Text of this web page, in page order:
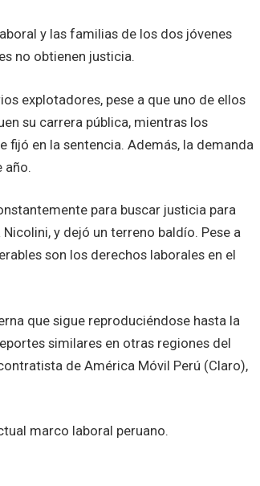
y las familias de los dos jóvenes
no obtienen justicia.
explotadores, pese a que uno de ellos
su carrera pública, mientras los
fijó en la sentencia. Además, la demanda
año.
para buscar justicia para
y dejó un terreno baldío. Pese a
son los derechos laborales en el
que sigue reproduciéndose hasta la
similares en otras regiones del
de América Móvil Perú (Claro),
marco laboral peruano.